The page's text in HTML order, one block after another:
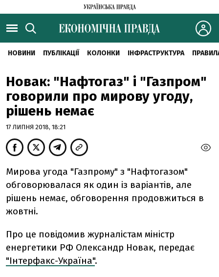
НОВИНИ ПУБЛІКАЦІЇ КОЛОНКИ ІНФРАСТРУКТУРА
Новак: "Нафтогаз" і "Газпром"
говорили про мирову угоду,
рішень немає
17 ЛИПНЯ 2018, 18:21
Мирова угода "Газпрому" з "Нафтогазом"
обговорювалася як один із варіантів, але
рішень немає, обговорення продовжиться в
жовтні.
Про це повідомив журналістам міністр
енергетики РФ Олександр Новак, передає
"Інтерфакс-Україна".